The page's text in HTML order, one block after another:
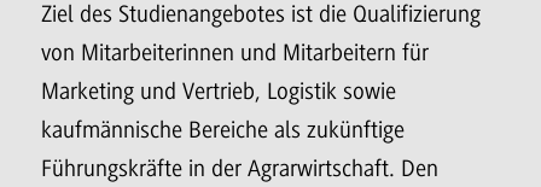
Ziel des Studienangebotes ist die Qualifizierung
von Mitarbeiterinnen und Mitarbeitern für
Marketing und Vertrieb, Logistik sowie
kaufmännische Bereiche als zukünftige
Führungskräfte in der Agrarwirtschaft. Den